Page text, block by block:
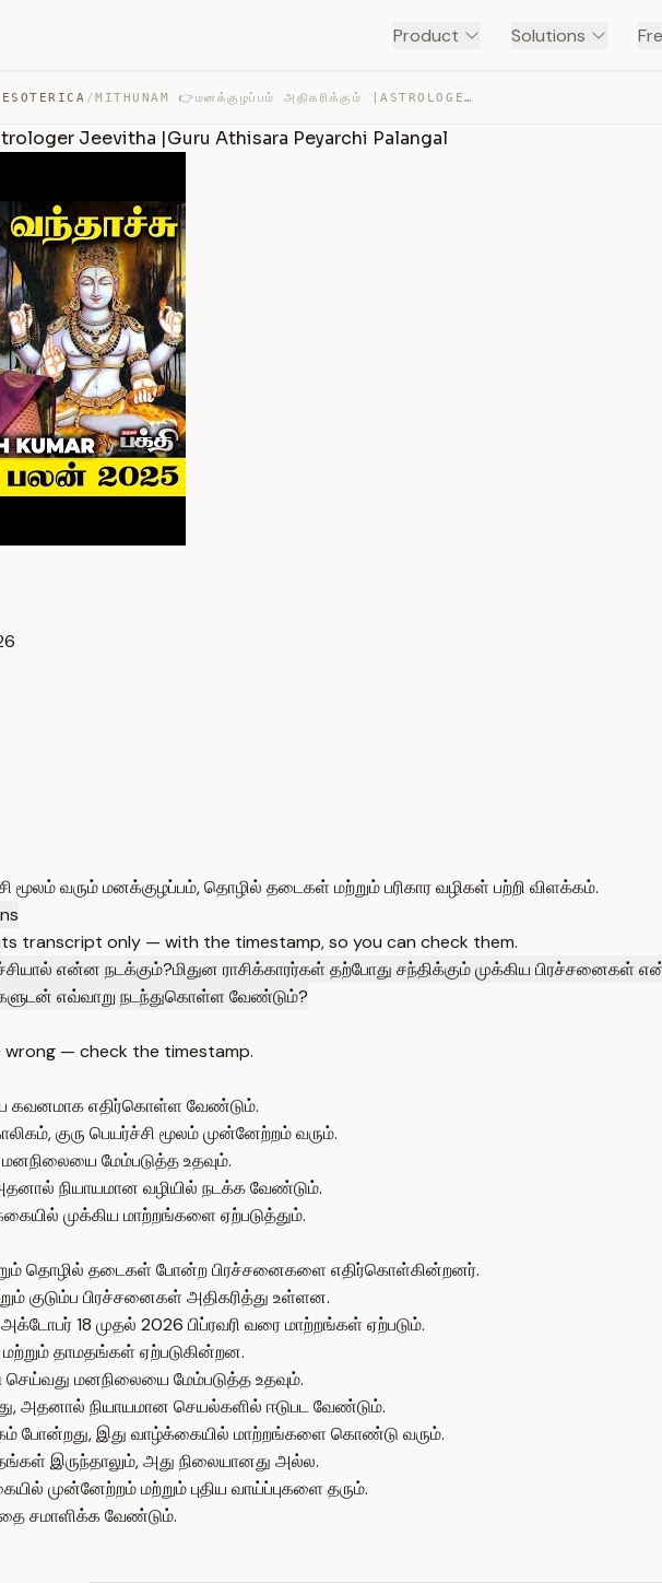
Product Solutions
/ MITHUNAM 👉மனக்குழப்பம் அதிகரிக்கும் |ASTROLOGER JEEVITH… — TRANSCRIPT
Jeevitha |Guru Athisara Peyarchi Palangal
மூலம் வரும் மனக்குழப்பம், தொழில் தடைகள் மற்றும் பரிகார வழிகள் பற்றி விளக்கம்.
transcript only — with the timestamp, so you can check them.
என்ன நடக்கும்?மிதுன ராசிக்காரர்கள் தற்போது சந்திக்கும் முக்கிய பிரச்சனைகள்
எவ்வாறு நடந்துகொள்ள வேண்டும்?
— check the timestamp.
கவனமாக எதிர்கொள்ள வேண்டும்.
குரு பெயர்ச்சி மூலம் முன்னேற்றம் வரும்.
மனநிலையை மேம்படுத்த உதவும்.
அதனால் நியாயமான வழியில் நடக்க வேண்டும்.
முக்கிய மாற்றங்களை ஏற்படுத்தும்.
தொழில் தடைகள் போன்ற பிரச்சனைகளை எதிர்கொள்கின்றனர்.
குடும்ப பிரச்சனைகள் அதிகரித்து உள்ளன.
18 முதல் 2026 பிப்ரவரி வரை மாற்றங்கள் ஏற்படும்.
தாமதங்கள் ஏற்படுகின்றன.
செய்வது மனநிலையை மேம்படுத்த உதவும்.
அதனால் நியாயமான செயல்களில் ஈடுபட வேண்டும்.
போன்றது, இது வாழ்க்கையில் மாற்றங்களை கொண்டு வரும்.
இருந்தாலும், அது நிலையானது அல்ல.
முன்னேற்றம் மற்றும் புதிய வாய்ப்புகளை தரும்.
சமாளிக்க வேண்டும்.